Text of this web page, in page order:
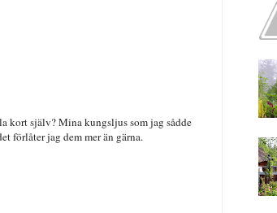
kort själv? Mina kungsljus som jag sådde
förlåter jag dem mer än gärna.